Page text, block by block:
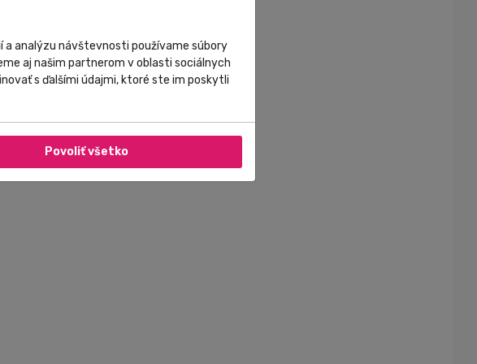
a analýzu návštevnosti používame súbory
aj našim partnerom v oblasti sociálnych
s ďalšími údajmi, ktoré ste im poskytli
Povoliť všetko